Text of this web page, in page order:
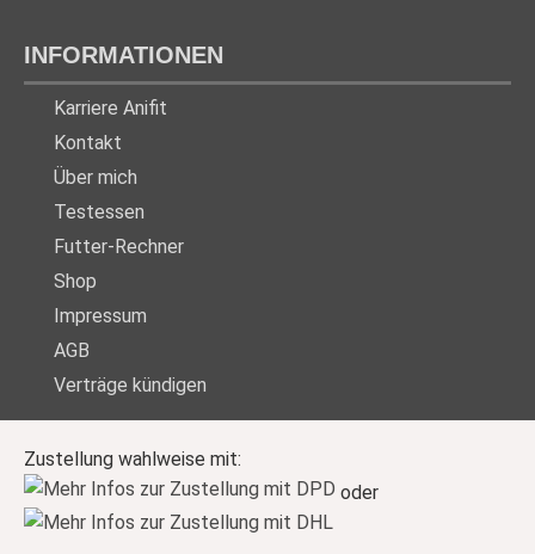
INFORMATIONEN
Karriere Anifit
Kontakt
Über mich
Testessen
Futter-Rechner
Shop
Impressum
AGB
Verträge kündigen
Zustellung wahlweise mit:
oder